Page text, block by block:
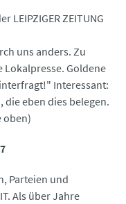
LEIPZIGER ZEITUNG
uns anders. Zu
Lokalpresse. Goldene
Interessant:
die eben dies belegen.
oben)
Parteien und
Als über Jahre